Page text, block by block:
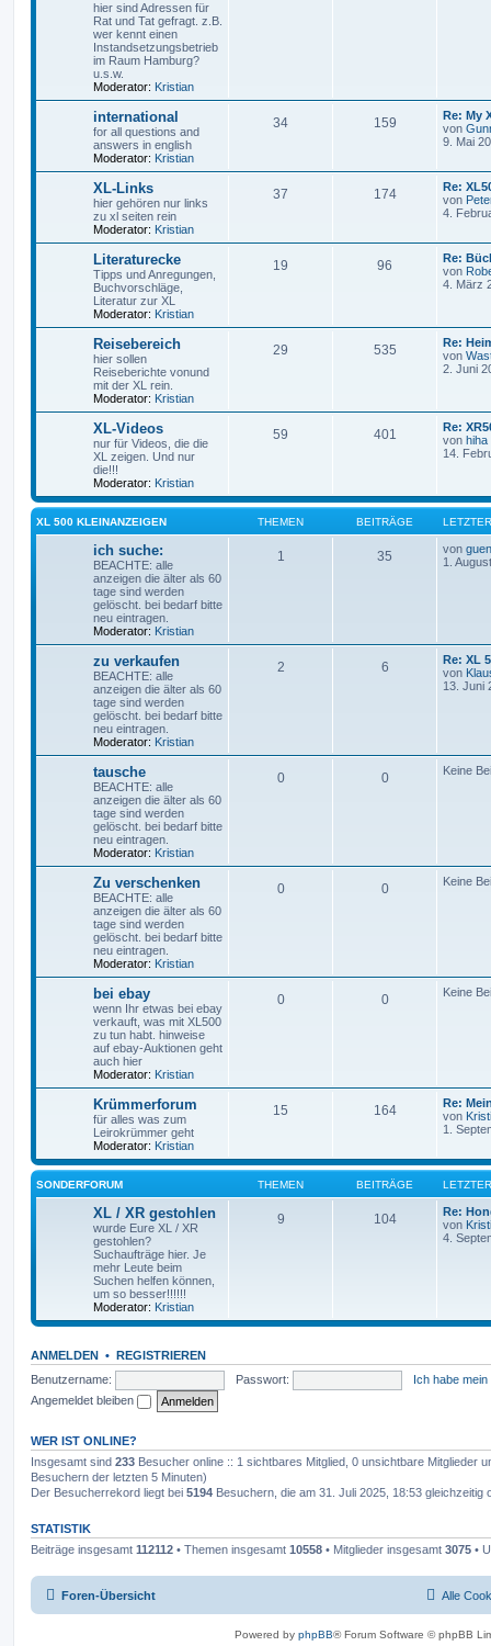
hier sind Adressen für
Rat und Tat gefragt. z.B.
wer kennt einen
Instandsetzungsbetrieb
im Raum Hamburg?
u.s.w.
Moderator: Kristian
international
for all questions and
answers in english
Moderator: Kristian
34 159
Re: My
von
9. Mai
XL-Links
hier gehören nur links
zu xl seiten rein
Moderator: Kristian
37 174
Re:
von
4.
Literaturecke
Tipps und Anregungen,
Buchvorschläge,
Literatur zur XL
Moderator: Kristian
19 96
Re:
von
4. März
Reisebereich
hier sollen
Reiseberichte vonund
mit der XL rein.
Moderator: Kristian
29 535
Re:
von
2. Juni
XL-Videos
nur für Videos, die die
XL zeigen. Und nur
die!!!
Moderator: Kristian
59 401
Re:
von hiha
14.
XL 500 KLEINANZEIGEN THEMEN BEITRÄGE
ich suche:
BEACHTE: alle
anzeigen die älter als 60
tage sind werden
gelöscht. bei bedarf bitte
neu eintragen.
Moderator: Kristian
1 35 von
1.
zu verkaufen
BEACHTE: alle
anzeigen die älter als 60
tage sind werden
gelöscht. bei bedarf bitte
neu eintragen.
Moderator: Kristian
2 6
Re: XL
von
13. Juni
tausche
BEACHTE: alle
anzeigen die älter als 60
tage sind werden
gelöscht. bei bedarf bitte
neu eintragen.
Moderator: Kristian
0 0 Keine
Zu verschenken
BEACHTE: alle
anzeigen die älter als 60
tage sind werden
gelöscht. bei bedarf bitte
neu eintragen.
Moderator: Kristian
0 0 Keine
bei ebay
wenn Ihr etwas bei ebay
verkauft, was mit XL500
zu tun habt. hinweise
auf ebay-Auktionen geht
auch hier
Moderator: Kristian
0 0 Keine
Krümmerforum
für alles was zum
Leirokrümmer geht
Moderator: Kristian
15 164
Re:
von
1.
SONDERFORUM THEMEN BEITRÄGE
XL / XR gestohlen
wurde Eure XL / XR
gestohlen?
Suchaufträge hier. Je
mehr Leute beim
Suchen helfen können,
um so besser!!!!!!
Moderator: Kristian
9 104
Re:
von
4.
ANMELDEN • REGISTRIEREN
Benutzername:
Passwort:
Ich habe
Angemeldet bleiben
WER IST ONLINE?
Insgesamt sind 233 Besucher online :: 1 sichtbares Mitglied, 0 unsichtbare Mitglieder
Besuchern der letzten 5 Minuten)
Der Besucherrekord liegt bei 5194 Besuchern, die am 31. Juli 2025, 18:53 gleichzeitig
STATISTIK
Beiträge insgesamt 112112 • Themen insgesamt 10558 • Mitglieder insgesamt 3075 •
Foren-Übersicht Alle
Powered by phpBB® Forum Software © phpBB